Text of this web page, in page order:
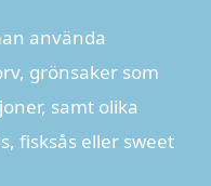
använda
grönsaker som
samt olika
fisksås eller sweet